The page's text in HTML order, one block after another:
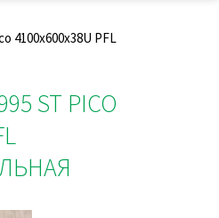
4100х600х38U PFL
ST PICO